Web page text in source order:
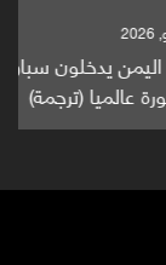
بدراسة